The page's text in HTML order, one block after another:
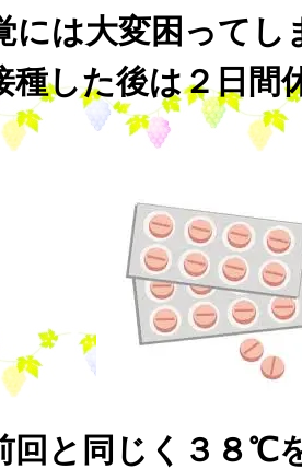
には大変困ってし
種した後は２日間
回と同じく３８℃